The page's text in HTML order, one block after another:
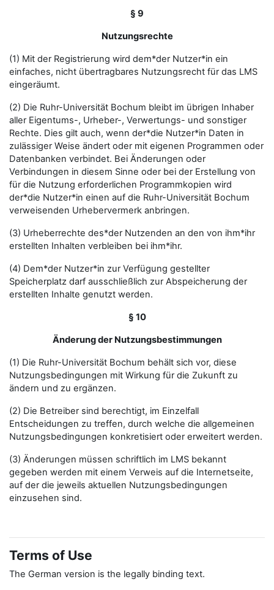
§ 9
Nutzungsrechte
(1) Mit der Registrierung wird dem*der Nutzer*in ein
einfaches, nicht übertragbares Nutzungsrecht für das LMS
eingeräumt.
(2) Die Ruhr-Universität Bochum bleibt im übrigen Inhaber
aller Eigentums-, Urheber-, Verwertungs- und sonstiger
Rechte. Dies gilt auch, wenn der*die Nutzer*in Daten in
zulässiger Weise ändert oder mit eigenen Programmen oder
Datenbanken verbindet. Bei Änderungen oder
Verbindungen in diesem Sinne oder bei der Erstellung von
für die Nutzung erforderlichen Programmkopien wird
der*die Nutzer*in einen auf die Ruhr-Universität Bochum
verweisenden Urhebervermerk anbringen.
(3) Urheberrechte des*der Nutzenden an den von ihm*ihr
erstellten Inhalten verbleiben bei ihm*ihr.
(4) Dem*der Nutzer*in zur Verfügung gestellter
Speicherplatz darf ausschließlich zur Abspeicherung der
erstellten Inhalte genutzt werden.
§ 10
Änderung der Nutzungsbestimmungen
(1) Die Ruhr-Universität Bochum behält sich vor, diese
Nutzungsbedingungen mit Wirkung für die Zukunft zu
ändern und zu ergänzen.
(2) Die Betreiber sind berechtigt, im Einzelfall
Entscheidungen zu treffen, durch welche die allgemeinen
Nutzungsbedingungen konkretisiert oder erweitert werden.
(3) Änderungen müssen schriftlich im LMS bekannt
gegeben werden mit einem Verweis auf die Internetseite,
auf der die jeweils aktuellen Nutzungsbedingungen
einzusehen sind.
Terms of Use
The German version is the legally binding text.